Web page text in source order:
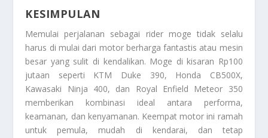
KESIMPULAN
Memulai perjalanan sebagai rider moge tidak selalu
harus di mulai dari motor berharga fantastis atau mesin
besar yang sulit di kendalikan. Moge di kisaran Rp100
jutaan seperti KTM Duke 390, Honda CB500X,
Kawasaki Ninja 400, dan Royal Enfield Meteor 350
memberikan kombinasi ideal antara performa,
keamanan, dan kenyamanan. Keempat motor ini ramah
untuk pemula, mudah di kendarai, dan tetap